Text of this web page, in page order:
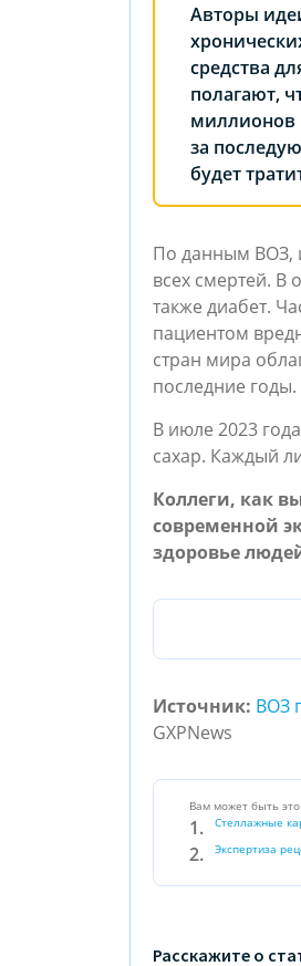
Авторы
средства
полагают,
миллионов
за
будет
По данным ВОЗ,
всех смертей. В
также диабет.
пациентом
стран мира
последние годы.
В июле 2023
сахар. Каждый
Коллеги, как
современной
здоровье
Источник: ВОЗ
GXPNews
Вам может быть
Стеллажные
Экспертиза
Расскажите о